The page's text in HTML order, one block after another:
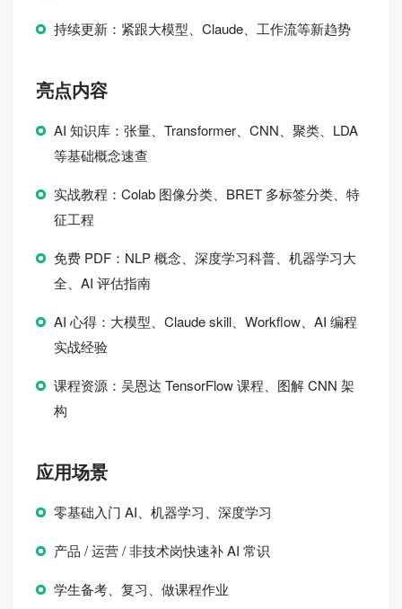
持续更新：紧跟大模型、Claude、工作流等新趋势
亮点内容
AI 知识库：张量、Transformer、CNN、聚类、LDA
等基础概念速查
实战教程：Colab 图像分类、BRET 多标签分类、特
征工程
免费 PDF：NLP 概念、深度学习科普、机器学习大
全、AI 评估指南
AI 心得：大模型、Claude skill、Workflow、AI 编程
实战经验
课程资源：吴恩达 TensorFlow 课程、图解 CNN 架
构
应用场景
零基础入门 AI、机器学习、深度学习
产品 / 运营 / 非技术岗快速补 AI 常识
学生备考、复习、做课程作业